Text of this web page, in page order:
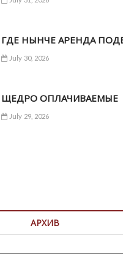
ГДЕ НЫНЧЕ АРЕНДА
July 30, 2026
ЩЕДРО ОПЛАЧИВАЕМЫЕ
July 29, 2026
АРХИВ